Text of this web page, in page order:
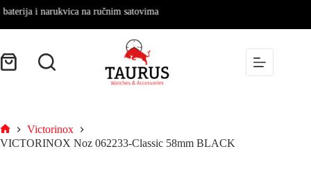
i narukvica na ručnim satovima
Victorinox
VICTORINOX Noz 062233-Classic 58mm BLACK